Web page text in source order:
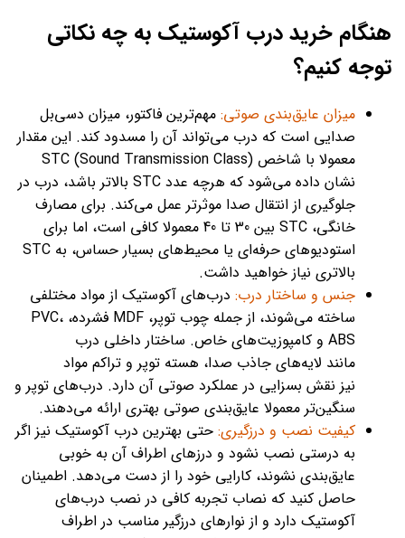
هنگام خرید درب آکوستیک به چه نکاتی
توجه کنیم؟
میزان عایق‌بندی صوتی: مهم‌ترین فاکتور، میزان دسی‌بل
صدایی است که درب می‌تواند آن را مسدود کند. این مقدار
معمولا با شاخص STC (Sound Transmission Class)
نشان داده می‌شود که هرچه عدد STC بالاتر باشد، درب در
جلوگیری از انتقال صدا موثرتر عمل می‌کند. برای مصارف
خانگی، STC بین 30 تا 40 معمولا کافی است، اما برای
استودیوهای حرفه‌ای یا محیط‌های بسیار حساس، به STC
بالاتری نیاز خواهید داشت.
جنس و ساختار درب: درب‌های آکوستیک از مواد مختلفی
ساخته می‌شوند، از جمله چوب توپر، MDF فشرده، PVC،
ABS و کامپوزیت‌های خاص. ساختار داخلی درب
مانند لایه‌های جاذب صدا، هسته توپر و تراکم مواد
نیز نقش بسزایی در عملکرد صوتی آن دارد. درب‌های توپر و
سنگین‌تر معمولا عایق‌بندی صوتی بهتری ارائه می‌دهند.
کیفیت نصب و درزگیری: حتی بهترین درب آکوستیک نیز اگر
به درستی نصب نشود و درزهای اطراف آن به خوبی
عایق‌بندی نشوند، کارایی خود را از دست می‌دهد. اطمینان
حاصل کنید که نصاب تجربه کافی در نصب درب‌های
آکوستیک دارد و از نوارهای درزگیر مناسب در اطراف